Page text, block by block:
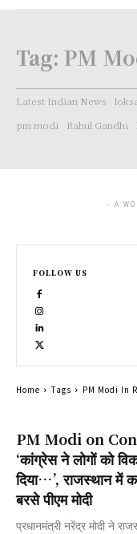
Tag: PM
Latest Indian News
pm modi
Rahul Gandhi
PM Modi on
‘कांग्रेस ने लोगों को
दिया…’, राजस्थान में
बरसे पीएम मोदी
प्रधानमंत्री नरेंद्र मोदी ने
- A
FOLLOW US
Home Tags PM Modi In